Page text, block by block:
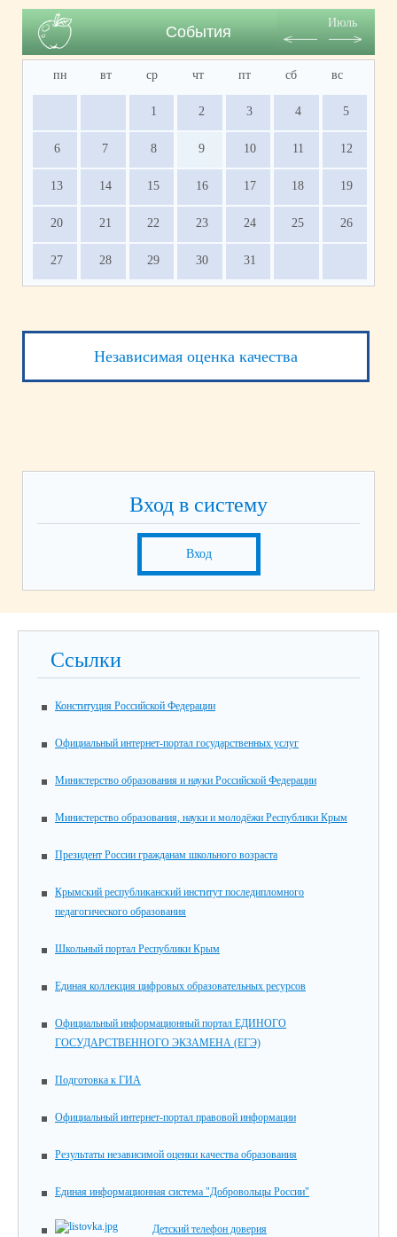
События
Июль
пн вт ср чт пт сб вс
1 2 3 4 5
6 7 8 9 10 11 12
13 14 15 16 17 18 19
20 21 22 23 24 25 26
27 28 29 30 31
Независимая оценка качества
Вход в систему
Вход
Ссылки
Конституция Российской Федерации
Официальный интернет-портал государственных услуг
Министерство образования и науки Российской Федерации
Министерство образования, науки и молодёжи Республики Крым
Президент России гражданам школьного возраста
Крымский республиканский институт последипломного
педагогического образования
Школьный портал Республики Крым
Единая коллекция цифровых образовательных ресурсов
Официальный информационный портал ЕДИНОГО
ГОСУДАРСТВЕННОГО ЭКЗАМЕНА (ЕГЭ)
Подготовка к ГИА
Официальный интернет-портал правовой информации
Результаты независимой оценки качества образования
Единая информационная система "Добровольцы России"
Детский телефон доверия